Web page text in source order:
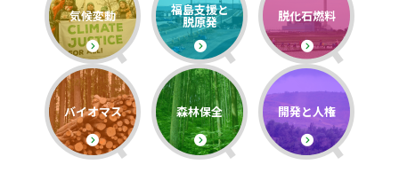
気候変動 福島支援と
脱原発 脱化石燃料
バイオマス 森林保全 開発と人権